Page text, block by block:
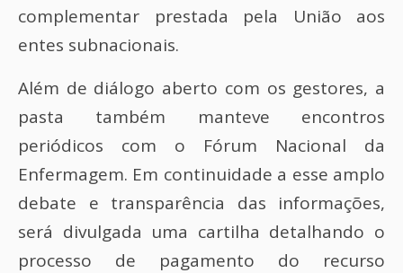
complementar prestada pela União aos
entes subnacionais.
Além de diálogo aberto com os gestores, a
pasta também manteve encontros
periódicos com o Fórum Nacional da
Enfermagem. Em continuidade a esse amplo
debate e transparência das informações,
será divulgada uma cartilha detalhando o
processo de pagamento do recurso